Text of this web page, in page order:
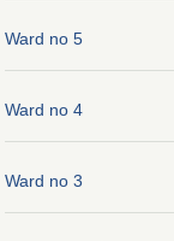
Ward no 5
Ward no 4
Ward no 3